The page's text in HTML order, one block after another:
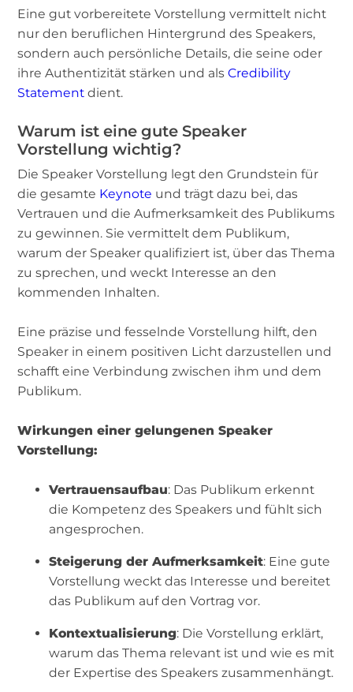
Eine gut vorbereitete Vorstellung vermittelt nicht
nur den beruflichen Hintergrund des Speakers,
sondern auch persönliche Details, die seine oder
ihre Authentizität stärken und alsCredibility
Statementdient.
Warum ist eine gute Speaker
Vorstellung wichtig?
Die Speaker Vorstellung legt den Grundstein für
die gesamte Keynote und trägt dazu bei, das
Vertrauen und die Aufmerksamkeit des Publikums
zu gewinnen. Sie vermittelt dem Publikum,
warum der Speaker qualifiziert ist, über das Thema
zu sprechen, und weckt Interesse an den
kommenden Inhalten.
Eine präzise und fesselnde Vorstellung hilft, den
Speaker in einem positiven Licht darzustellen und
schafft eine Verbindung zwischen ihm und dem
Publikum.
Wirkungen einer gelungenen Speaker
Vorstellung:
Vertrauensaufbau: Das Publikum erkennt
die Kompetenz des Speakers und fühlt sich
angesprochen.
Steigerung der Aufmerksamkeit: Eine gute
Vorstellung weckt das Interesse und bereitet
das Publikum auf den Vortrag vor.
Kontextualisierung: Die Vorstellung erklärt,
warum das Thema relevant ist und wie es mit
der Expertise des Speakers zusammenhängt.